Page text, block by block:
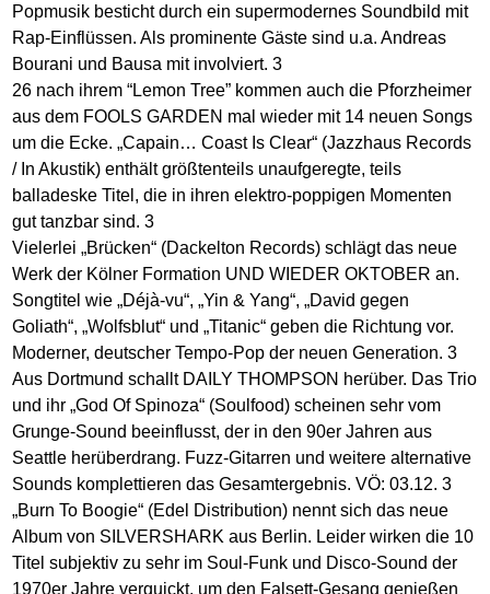
Popmusik besticht durch ein supermodernes Soundbild mit
Rap-Einflüssen. Als prominente Gäste sind u.a. Andreas
Bourani und Bausa mit involviert. 3
26 nach ihrem “Lemon Tree” kommen auch die Pforzheimer
aus dem FOOLS GARDEN mal wieder mit 14 neuen Songs
um die Ecke. „Capain… Coast Is Clear“ (Jazzhaus Records
/ In Akustik) enthält größtenteils unaufgeregte, teils
balladeske Titel, die in ihren elektro-poppigen Momenten
gut tanzbar sind. 3
Vielerlei „Brücken“ (Dackelton Records) schlägt das neue
Werk der Kölner Formation UND WIEDER OKTOBER an.
Songtitel wie „Déjà-vu“, „Yin & Yang“, „David gegen
Goliath“, „Wolfsblut“ und „Titanic“ geben die Richtung vor.
Moderner, deutscher Tempo-Pop der neuen Generation. 3
Aus Dortmund schallt DAILY THOMPSON herüber. Das Trio
und ihr „God Of Spinoza“ (Soulfood) scheinen sehr vom
Grunge-Sound beeinflusst, der in den 90er Jahren aus
Seattle herüberdrang. Fuzz-Gitarren und weitere alternative
Sounds komplettieren das Gesamtergebnis. VÖ: 03.12. 3
„Burn To Boogie“ (Edel Distribution) nennt sich das neue
Album von SILVERSHARK aus Berlin. Leider wirken die 10
Titel subjektiv zu sehr im Soul-Funk und Disco-Sound der
1970er Jahre verquickt, um den Falsett-Gesang genießen